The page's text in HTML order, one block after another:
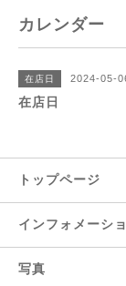
カレンダー
在店日 2024-05-
在店日
トップページ
インフォメーシ
写真